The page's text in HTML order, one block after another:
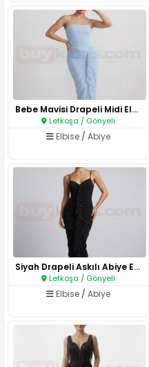
Bebe Mavisi Drapeli Midi Elbis..
Lefkoşa / Gönyeli
Elbise / Abiye
Siyah Drapeli Askılı Abiye Elb..
Lefkoşa / Gönyeli
Elbise / Abiye